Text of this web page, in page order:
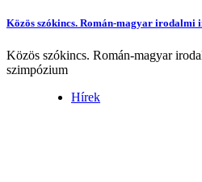
Közös szókincs. Román-magyar
Közös szókincs. Román-magyar
szimpózium
Hírek